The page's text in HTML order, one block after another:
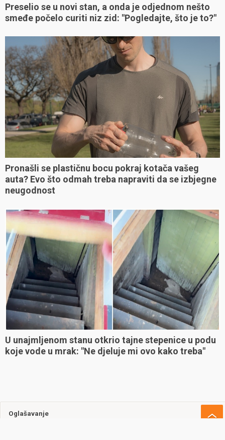
Preselio se u novi stan, a onda je odjednom nešto
smeđe počelo curiti niz zid: "Pogledajte, što je to?"
Pronašli se plastičnu bocu pokraj kotača vašeg
auta? Evo što odmah treba napraviti da se izbjegne
neugodnost
U unajmljenom stanu otkrio tajne stepenice u podu
koje vode u mrak: "Ne djeluje mi ovo kako treba"
Oglašavanje